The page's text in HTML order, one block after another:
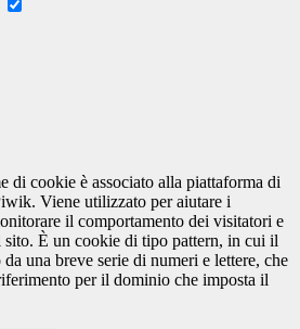
di cookie è associato alla piattaforma di
Viene utilizzato per aiutare i
il comportamento dei visitatori e
sito. È un cookie di tipo pattern, in cui il
una breve serie di numeri e lettere, che
per il dominio che imposta il